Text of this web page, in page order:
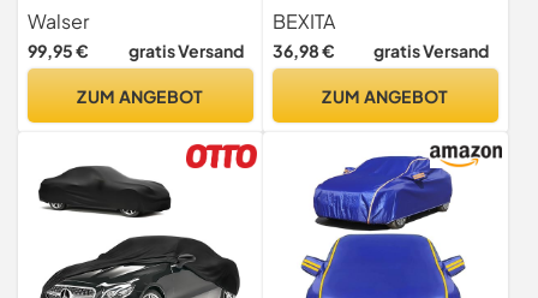
Stretch Plus
Qualitätssieger Sehr Gut* -
Autoplane Indoor
Auto Abdeckung Stoff
Walser
99,95 € gratis Versand
ZUM ANGEBOT
Outdoor Verdickter Stoff
mit Baumwolle gefüttert
Autoabdeckung Halbe
Schrägheck(bis zu 440cm)
BEXITA
36,98 € gratis Versand
ZUM ANGEBOT